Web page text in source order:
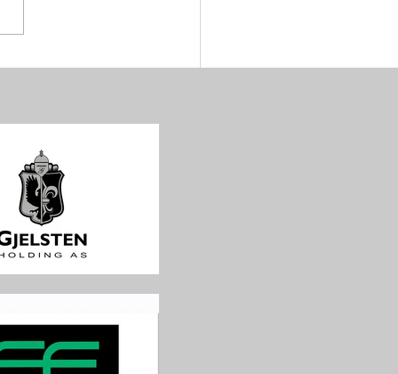
dager igjen til EEF